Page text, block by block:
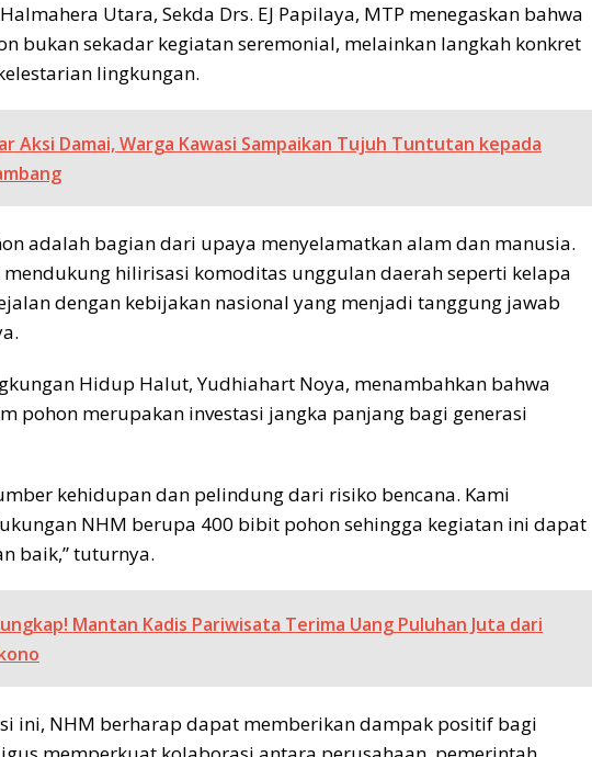
Utara, Sekda Drs. EJ Papilaya, MTP menegaskan bahwa
bukan sekadar kegiatan seremonial, melainkan langkah konkret
lingkungan.
Aksi Damai, Warga Kawasi Sampaikan Tujuh Tuntutan kepada
adalah bagian dari upaya menyelamatkan alam dan manusia.
hilirisasi komoditas unggulan daerah seperti kelapa
dengan kebijakan nasional yang menjadi tanggung jawab
Hidup Halut, Yudhiahart Noya, menambahkan bahwa
pohon merupakan investasi jangka panjang bagi generasi
kehidupan dan pelindung dari risiko bencana. Kami
NHM berupa 400 bibit pohon sehingga kegiatan ini dapat
baik,” tuturnya.
Mantan Kadis Pariwisata Terima Uang Puluhan Juta dari
ini, NHM berharap dapat memberikan dampak positif bagi